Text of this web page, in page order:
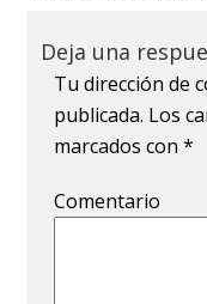
Deja una
Tu dirección de
publicada. Los
marcados con*
Comentario